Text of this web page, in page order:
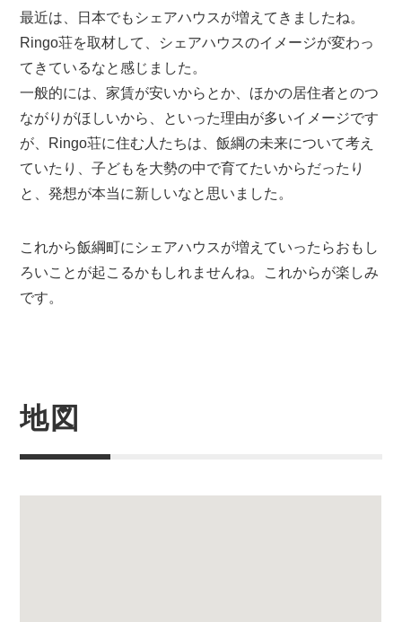
最近は、日本でもシェアハウスが増えてきましたね。
Ringo荘を取材して、シェアハウスのイメージが変わっ
てきているなと感じました。
一般的には、家賃が安いからとか、ほかの居住者とのつ
ながりがほしいから、といった理由が多いイメージです
が、Ringo荘に住む人たちは、飯綱の未来について考え
ていたり、子どもを大勢の中で育てたいからだったり
と、発想が本当に新しいなと思いました。
これから飯綱町にシェアハウスが増えていったらおもし
ろいことが起こるかもしれませんね。これからが楽しみ
です。
地図